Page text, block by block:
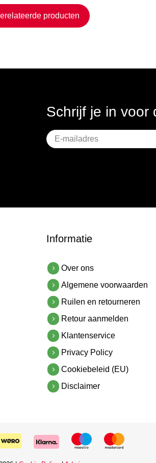
producten
Schrijf je in voor
Geen
titel
Informatie
Over ons
Algemene voorwaarden
Ruilen en retourneren
Retour aanmelden
Klantenservice
Privacy Policy
Cookiebeleid (EU)
Disclaimer